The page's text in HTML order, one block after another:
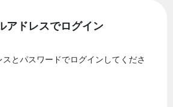
アドレスでログイン
とパスワードでログインしてくださ